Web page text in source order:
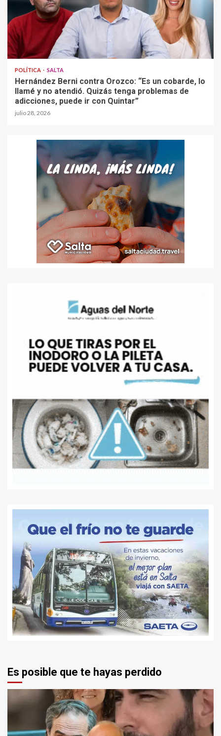
POLÍTICA SALTA
Hernández Berni contra Orozco: “Es un cobarde, lo
llamé y no atendió. Quizás tenga problemas de
adicciones, puede ir con Quintar”
julio 28, 2026
Es posible que te hayas perdido